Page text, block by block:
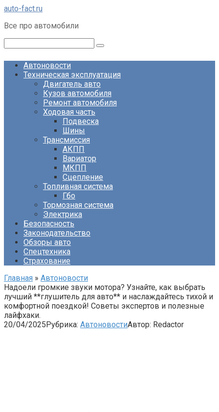
Перейти
контенту
auto-fact.ru
Все про автомобили
Автоновости
Техническая эксплуатация
Двигатель авто
Кузов автомобиля
Ремонт автомобиля
Ходовая часть
Подвеска
Шины
Трансмиссия
АКПП
Вариатор
МКПП
Сцепление
Топливная система
Гбо
Тормозная система
Электрика
Безопасность
Законодательство
Обзоры авто
Спецтехника
Страхование
Главная » Автоновости
Надоели громкие звуки мотора? Узнайте, как выбрать
лучший **глушитель для авто** и наслаждайтесь тихой и
комфортной поездкой! Советы экспертов и полезные
лайфхаки.
20/04/2025Рубрика: АвтоновостиАвтор: Redactor